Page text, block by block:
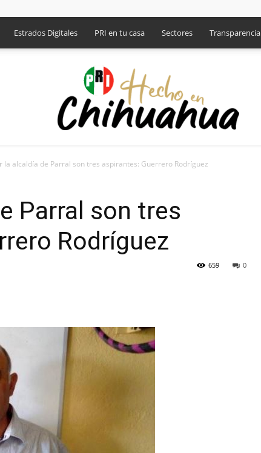
Estrados Digitales PRI en tu casa Sectores Transparencia
la alcaldía de Parral son tres aspirantes: Guerrero Rodríguez
Parral son tres
Rodríguez
0
659